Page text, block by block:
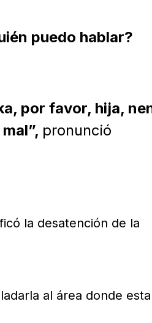
puedo hablar?
por favor, hija,
pronunció
la desatención de la
al área donde